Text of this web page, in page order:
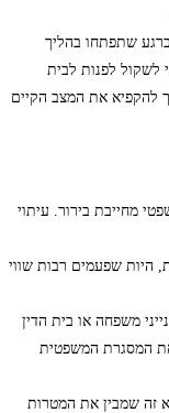
שתפתחו בהליך
לשקול לפנות לבית
להקפיא את המצב הקיים
מחייבת בירור. עיתוי
היות שפעמים רבות שווי
משפחה או בית הדין
המסגרת המשפטית
זה שמבין את המטרות